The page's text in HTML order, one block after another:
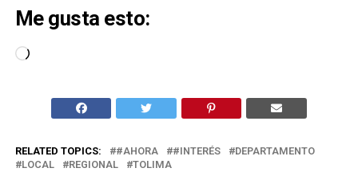
Me gusta esto:
Cargando...
RELATED TOPICS: #AHORA #INTERÉS
DEPARTAMENTO
LOCAL
REGIONAL TOLIMA